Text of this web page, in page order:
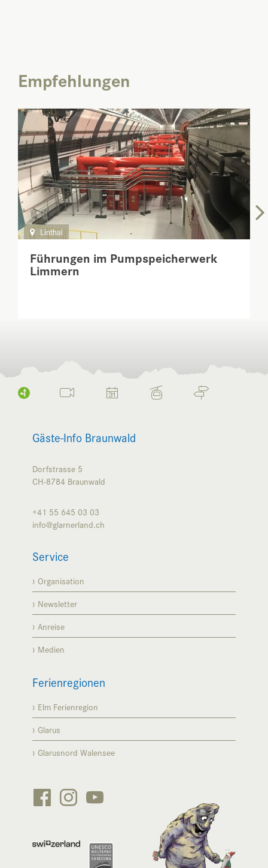
Empfehlungen
Führungen im Pumpspeicherwerk
Limmern
Linthal
Gäste-Info Braunwald
Dorfstrasse 5
CH-8784 Braunwald
+41 55 645 03 03
info@glarnerland.ch
Service
Organisation
Newsletter
Anreise
Medien
Ferienregionen
Elm Ferienregion
Glarus
Glarusnord Walensee

 